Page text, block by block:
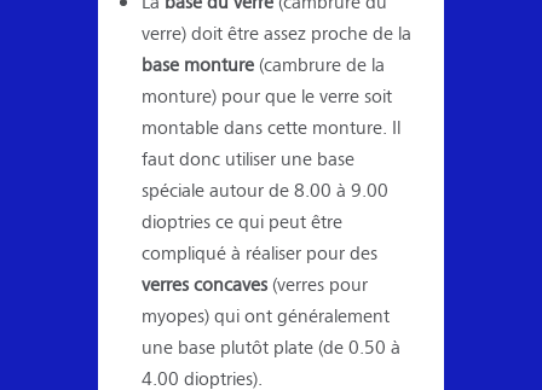
verre) doit être assez proche de la
base monture(cambrure de la
monture) pour que le verre soit
montable dans cette monture. Il
faut donc utiliser une base
spéciale autour de 8.00 à 9.00
dioptries ce qui peut être
compliqué à réaliser pour des
verres concaves(verres pour
myopes) qui ont généralement
une base plutôt plate (de 0.50 à
4.00 dioptries).